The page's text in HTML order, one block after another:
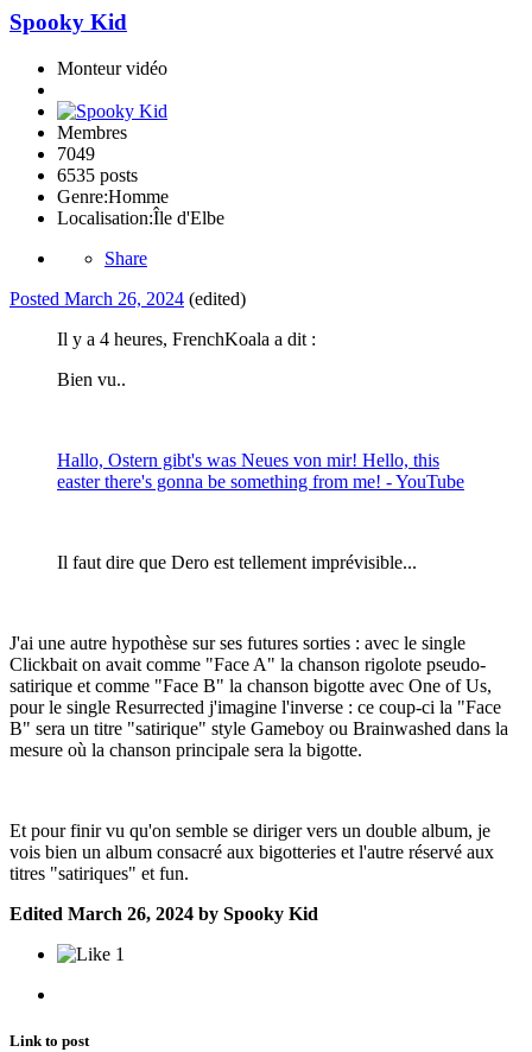
Spooky Kid
Monteur vidéo
Membres
7049
6535 posts
Genre:Homme
Localisation:Île d'Elbe
Share
Posted March 26, 2024 (edited)
Il y a 4 heures, FrenchKoala a dit :
Bien vu..
Hallo, Ostern gibt's was Neues von mir! Hello, this
easter there's gonna be something from me! - YouTube
Il faut dire que Dero est tellement imprévisible...
J'ai une autre hypothèse sur ses futures sorties : avec le single
Clickbait on avait comme "Face A" la chanson rigolote pseudo-
satirique et comme "Face B" la chanson bigotte avec One of Us,
pour le single Resurrected j'imagine l'inverse : ce coup-ci la "Face
B" sera un titre "satirique" style Gameboy ou Brainwashed dans la
mesure où la chanson principale sera la bigotte.
Et pour finir vu qu'on semble se diriger vers un double album, je
vois bien un album consacré aux bigotteries et l'autre réservé aux
titres "satiriques" et fun.
Edited March 26, 2024 by Spooky Kid
1
Link to post